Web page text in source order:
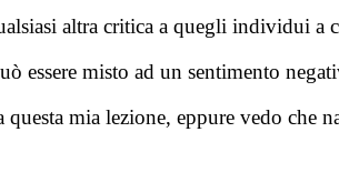
altra critica a quegli individui a
essere misto ad un sentimento
mia lezione, eppure vedo che